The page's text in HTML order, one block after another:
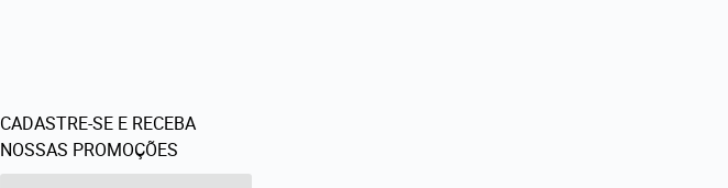
CADASTRE-SE E RECEBA
NOSSAS PROMOÇÕES